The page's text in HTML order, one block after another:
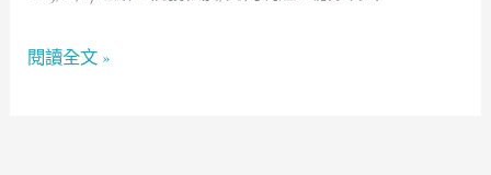
集
閱讀全文 »